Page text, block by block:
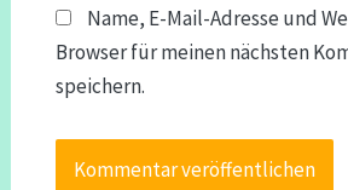
Name, E-Mail-Adresse und
Browser für meinen nächsten
speichern.